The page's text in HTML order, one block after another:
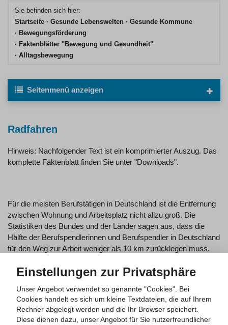
Sie befinden sich hier:
Startseite
Gesunde Lebenswelten
Gesunde Kommune
Bewegungsförderung
Faktenblätter "Bewegung und Gesundheit"
Alltagsbewegung
Seitenmenü anzeigen
Radfahren
Hinweis: Nachfolgender Text ist ein komprimierter Auszug. Das
komplette Faktenblatt finden Sie unter "Downloads".
Für die meisten Berufstätigen in Deutschland ist die Entfernung
zwischen Wohnung und Arbeitsplatz nicht allzu groß. Die
Statistiken des Bundes und der Länder sagen aus, dass die
Hälfte der Berufspendlerinnen und Berufspendler in Deutschland
für den Weg zur Arbeit weniger als 10 km zurücklegen muss.
Die Verkehrssituation vieler Innenstadtreviere in deutschen
Städten legt es nahe, dass kurze Wege zwischen 5 km und 10
km schneller mit dem Fahrrad zurückgelegt werden, als mit
dem Auto und sogar dem öffentlichen Person-Nahverkehr.
Fazit
Einstellungen zur Privatsphäre
Unser Angebot verwendet so genannte "Cookies". Bei
Cookies handelt es sich um kleine Textdateien, die auf Ihrem
Rechner abgelegt werden und die Ihr Browser speichert.
Diese dienen dazu, unser Angebot für Sie nutzerfreundlicher